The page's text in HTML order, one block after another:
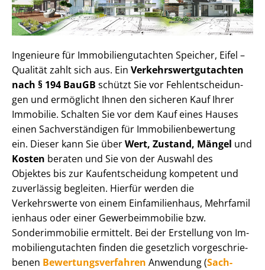
Ingenieure für Im­mo­bi­li­en­gut­ach­ten Speicher, Eifel –
Qualität zahlt sich aus. Ein Ver­kehrs­wert­gut­ach­ten
nach § 194 BauGB schützt Sie vor Fehl­ent­schei­dun­
gen und ermöglicht Ihnen den sicheren Kauf Ihrer
Immobilie. Schalten Sie vor dem Kauf eines Hauses
einen Sach­ver­stän­di­gen für Im­mo­bi­li­en­be­wer­tung
ein. Dieser kann Sie überWert, Zustand, Mängel und
Kosten beraten und Sie von der Auswahl des
Objektes bis zur Kauf­ent­schei­dung kompetent und
zuverlässig begleiten. Hierfür werden die
Verkehrswerte von einem Einfamilienhaus, Mehr­fa­mi­l
i­en­haus oder einer Ge­wer­be­im­mo­bi­lie bzw.
Sonderimmobilie ermittelt. Bei der Erstellung von Im­
mo­bi­li­en­gut­ach­ten finden die gesetzlich vor­ge­schrie­
be­nen Be­wer­tungs­ver­fah­ren Anwendung (Sach­